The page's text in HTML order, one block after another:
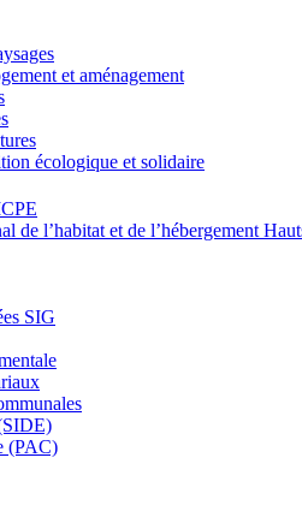
et aménagement
écologique et solidaire
de l’habitat et de l’hébergement
SIG
(PAC)